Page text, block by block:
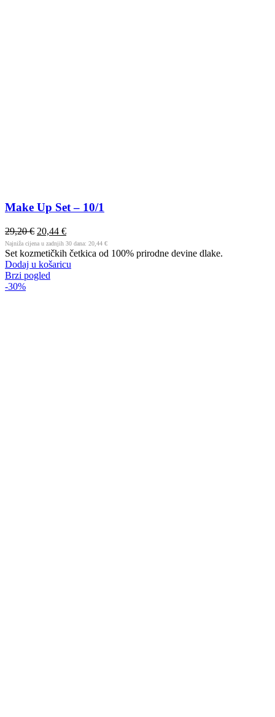
Make Up Set – 10/1
29,20€ 20,44 €
Najniža cijena u zadnjih 30 dana: 20,44 €
Set kozmetičkih četkica od 100% prirodne devine dlake.
Dodaj u košaricu
Brzi pogled
-30%